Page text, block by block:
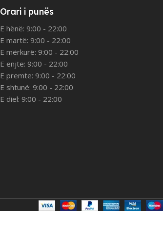
Orari i punës
E hënë: 9:00 - 22:00
E martë: 9:00 - 22:00
E mërkurë: 9:00 - 22:00
E enjte: 9:00 - 22:00
E premte: 9:00 - 22:00
E shtunë: 9:00 - 22:00
E diel: 9:00 - 22:00